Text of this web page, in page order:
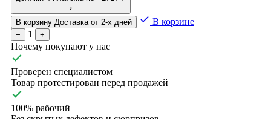
›
В корзину Доставка от 2-х дней В корзине
− 1 +
Почему покупают у нас
Проверен специалистом
Товар протестирован перед продажей
100% рабочий